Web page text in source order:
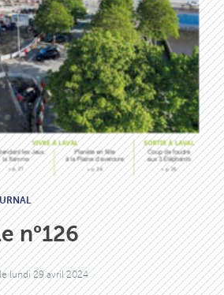
n°126
lelundi 29 avril 2024